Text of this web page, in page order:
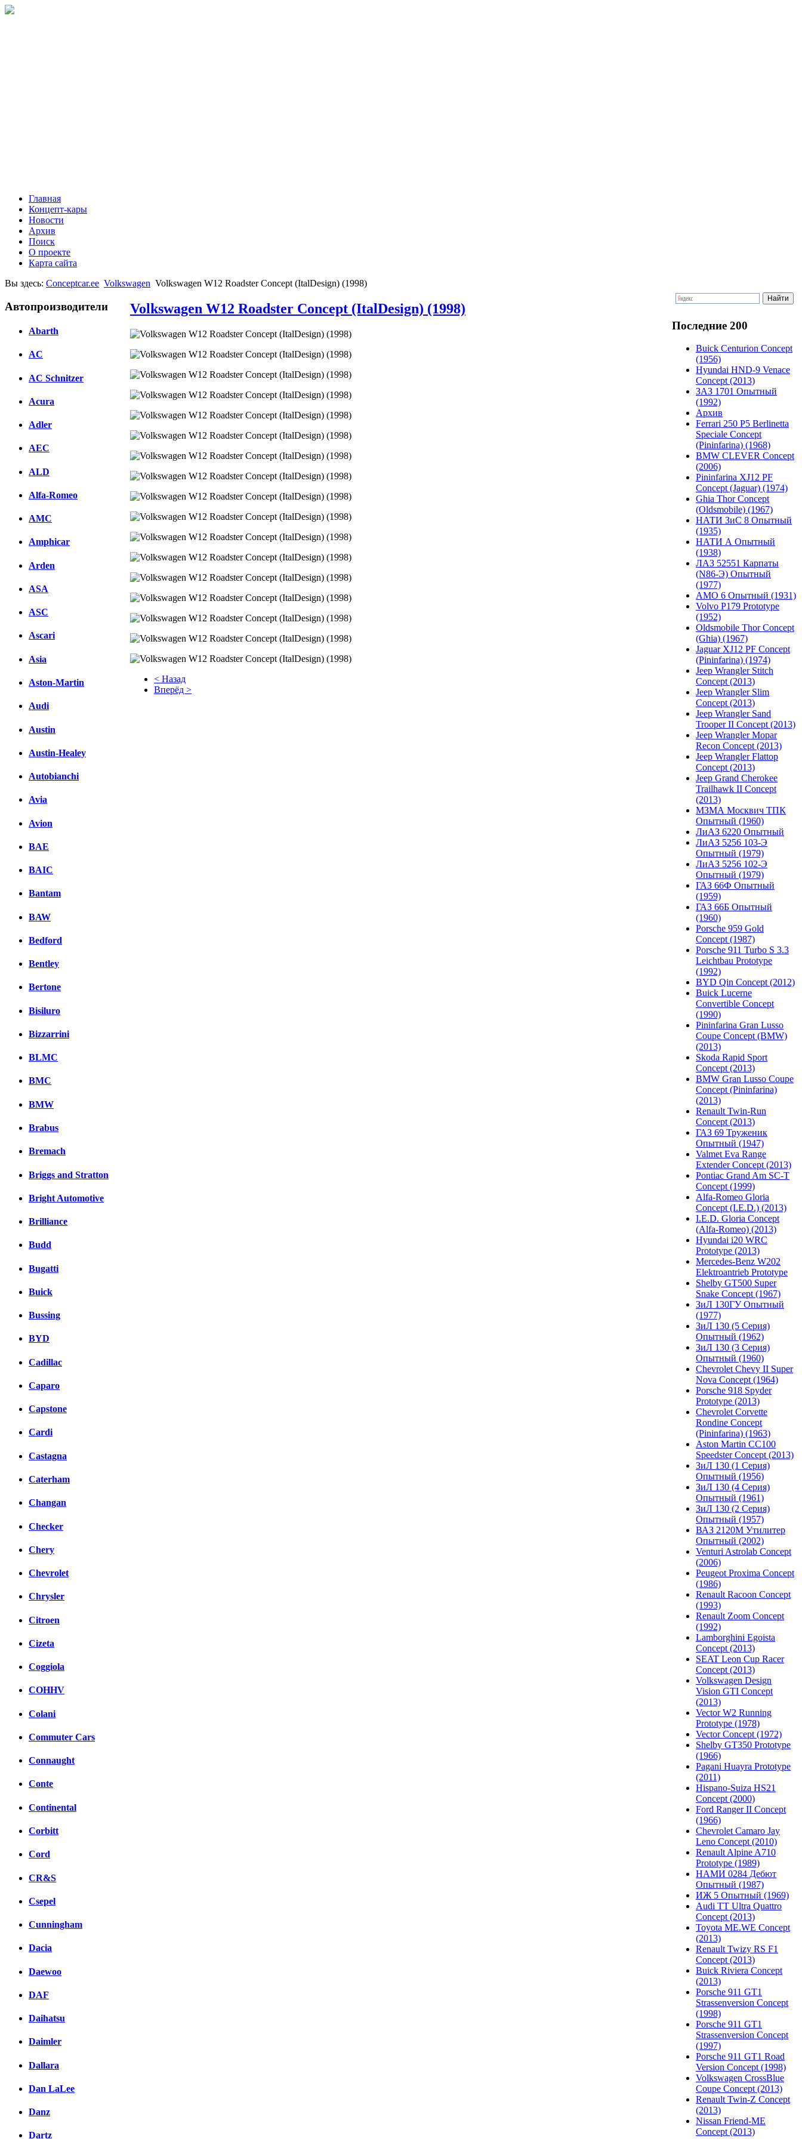
Главная
Концепт-кары
Новости
Архив
Поиск
О проекте
Карта сайта
Вы здесь: Conceptcar.ee Volkswagen Volkswagen W12 Roadster Concept (ItalDesign) (1998)
Автопроизводители
Abarth
AC
AC Schnitzer
Acura
Adler
AEC
ALD
Alfa-Romeo
AMC
Amphicar
Arden
ASA
ASC
Ascari
Asia
Aston-Martin
Audi
Austin
Austin-Healey
Autobianchi
Avia
Avion
BAE
BAIC
Bantam
BAW
Bedford
Bentley
Bertone
Bisiluro
Bizzarrini
BLMC
BMC
BMW
Brabus
Bremach
Briggs and Stratton
Bright Automotive
Brilliance
Budd
Bugatti
Buick
Bussing
BYD
Cadillac
Caparo
Capstone
Cardi
Castagna
Caterham
Changan
Checker
Chery
Chevrolet
Chrysler
Citroen
Cizeta
Coggiola
COHHV
Colani
Commuter Cars
Connaught
Conte
Continental
Corbitt
Cord
CR&S
Csepel
Cunningham
Dacia
Daewoo
DAF
Daihatsu
Daimler
Dallara
Dan LaLee
Danz
Dartz
Volkswagen W12 Roadster Concept (ItalDesign) (1998)
< Назад
Вперёд >
Последние 200
Buick Centurion Concept
(1956)
Hyundai HND-9 Venace
Concept (2013)
ЗАЗ 1701 Опытный
(1992)
Архив
Ferrari 250 P5 Berlinetta
Speciale Concept
(Pininfarina) (1968)
BMW CLEVER Concept
(2006)
Pininfarina XJ12 PF
Concept (Jaguar) (1974)
Ghia Thor Concept
(Oldsmobile) (1967)
НАТИ ЗиС 8 Опытный
(1935)
НАТИ А Опытный
(1938)
ЛАЗ 52551 Карпаты
(N86-Э) Опытный
(1977)
АМО 6 Опытный (1931)
Volvo P179 Prototype
(1952)
Oldsmobile Thor Concept
(Ghia) (1967)
Jaguar XJ12 PF Concept
(Pininfarina) (1974)
Jeep Wrangler Stitch
Concept (2013)
Jeep Wrangler Slim
Concept (2013)
Jeep Wrangler Sand
Trooper II Concept (2013)
Jeep Wrangler Mopar
Recon Concept (2013)
Jeep Wrangler Flattop
Concept (2013)
Jeep Grand Cherokee
Trailhawk II Concept
(2013)
МЗМА Москвич ТПК
Опытный (1960)
ЛиАЗ 6220 Опытный
ЛиАЗ 5256 103-Э
Опытный (1979)
ЛиАЗ 5256 102-Э
Опытный (1979)
ГАЗ 66Ф Опытный
(1959)
ГАЗ 66Б Опытный
(1960)
Porsche 959 Gold
Concept (1987)
Porsche 911 Turbo S 3.3
Leichtbau Prototype
(1992)
BYD Qin Concept (2012)
Buick Lucerne
Convertible Concept
(1990)
Pininfarina Gran Lusso
Coupe Concept (BMW)
(2013)
Skoda Rapid Sport
Concept (2013)
BMW Gran Lusso Coupe
Concept (Pininfarina)
(2013)
Renault Twin-Run
Concept (2013)
ГАЗ 69 Труженик
Опытный (1947)
Valmet Eva Range
Extender Concept (2013)
Pontiac Grand Am SC-T
Concept (1999)
Alfa-Romeo Gloria
Concept (I.E.D.) (2013)
I.E.D. Gloria Concept
(Alfa-Romeo) (2013)
Hyundai i20 WRC
Prototype (2013)
Mercedes-Benz W202
Elektroantrieb Prototype
Shelby GT500 Super
Snake Concept (1967)
ЗиЛ 130ГУ Опытный
(1977)
ЗиЛ 130 (5 Серия)
Опытный (1962)
ЗиЛ 130 (3 Серия)
Опытный (1960)
Chevrolet Chevy II Super
Nova Concept (1964)
Porsche 918 Spyder
Prototype (2013)
Chevrolet Corvette
Rondine Concept
(Pininfarina) (1963)
Aston Martin CC100
Speedster Concept (2013)
ЗиЛ 130 (1 Серия)
Опытный (1956)
ЗиЛ 130 (4 Серия)
Опытный (1961)
ЗиЛ 130 (2 Серия)
Опытный (1957)
ВАЗ 2120М Утилитер
Опытный (2002)
Venturi Astrolab Concept
(2006)
Peugeot Proxima Concept
(1986)
Renault Racoon Concept
(1993)
Renault Zoom Concept
(1992)
Lamborghini Egoista
Concept (2013)
SEAT Leon Cup Racer
Concept (2013)
Volkswagen Design
Vision GTI Concept
(2013)
Vector W2 Running
Prototype (1978)
Vector Concept (1972)
Shelby GT350 Prototype
(1966)
Pagani Huayra Prototype
(2011)
Hispano-Suiza HS21
Concept (2000)
Ford Ranger II Concept
(1966)
Chevrolet Camaro Jay
Leno Concept (2010)
Renault Alpine A710
Prototype (1989)
НАМИ 0284 Дебют
Опытный (1987)
ИЖ 5 Опытный (1969)
Audi TT Ultra Quattro
Concept (2013)
Toyota ME.WE Concept
(2013)
Renault Twizy RS F1
Concept (2013)
Buick Riviera Concept
(2013)
Porsche 911 GT1
Strassenversion Concept
(1998)
Porsche 911 GT1
Strassenversion Concept
(1997)
Porsche 911 GT1 Road
Version Concept (1998)
Volkswagen CrossBlue
Coupe Concept (2013)
Renault Twin-Z Concept
(2013)
Nissan Friend-ME
Concept (2013)